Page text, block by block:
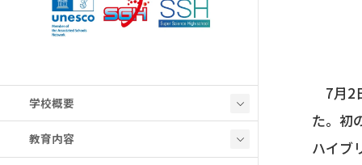
学校概要
教育内容
7月2
た。初
ハイブ